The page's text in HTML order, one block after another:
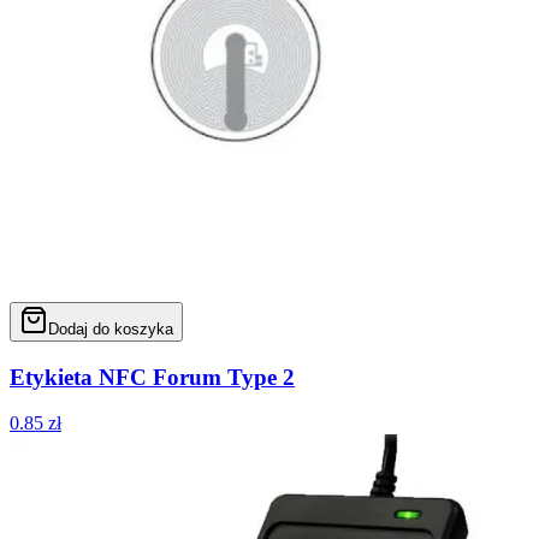
Dodaj do koszyka
Etykieta NFC Forum Type 2
0.85 zł